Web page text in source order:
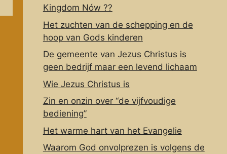
Kingdom Nów ??
Het zuchten van de schepping en de
hoop van Gods kinderen
De gemeente van Jezus Christus is
geen bedrijf maar een levend lichaam
Wie Jezus Christus is
Zin en onzin over “de vijfvoudige
bediening”
Het warme hart van het Evangelie
Waarom God onvolprezen is volgens de